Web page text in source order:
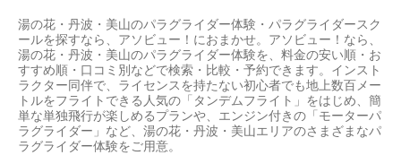
湯の花・丹波・美山のパラグライダー体験・パラグライダースク
ールを探すなら、アソビュー！におまかせ。アソビュー！なら、
湯の花・丹波・美山のパラグライダー体験を、料金の安い順・お
すすめ順・口コミ別などで検索・比較・予約できます。インスト
ラクター同伴で、ライセンスを持たない初心者でも地上数百メー
トルをフライトできる人気の「タンデムフライト」をはじめ、簡
単な単独飛行が楽しめるプランや、エンジン付きの「モーターパ
ラグライダー」など、湯の花・丹波・美山エリアのさまざまなパ
ラグライダー体験をご用意。